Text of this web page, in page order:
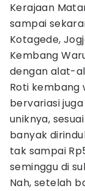
Kerajaan
sampai
Kotagede,
Kembang
dengan alat-
Roti kembang
bervariasi
uniknya,
banyak
tak sampai
seminggu di
Nah, setelah